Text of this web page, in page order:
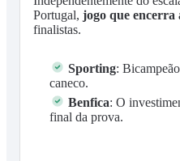
Portugal, jogo que encerra
finalistas.
Sporting:
caneco.
Benfica: O
final da prova.